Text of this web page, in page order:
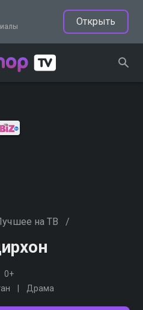
Открыть
на ТВ /
0+
Драма